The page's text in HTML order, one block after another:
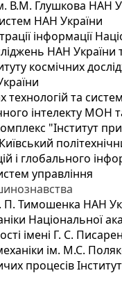
В.М. Глушкова НАН
НАН України
інформації
НАН України
космічних
технологій та
інтелекту МОН
"Інститут
і глобального
управління
П. Тимошенка НАН
Національної
імені Г. С.
ім. М.С.
процесів